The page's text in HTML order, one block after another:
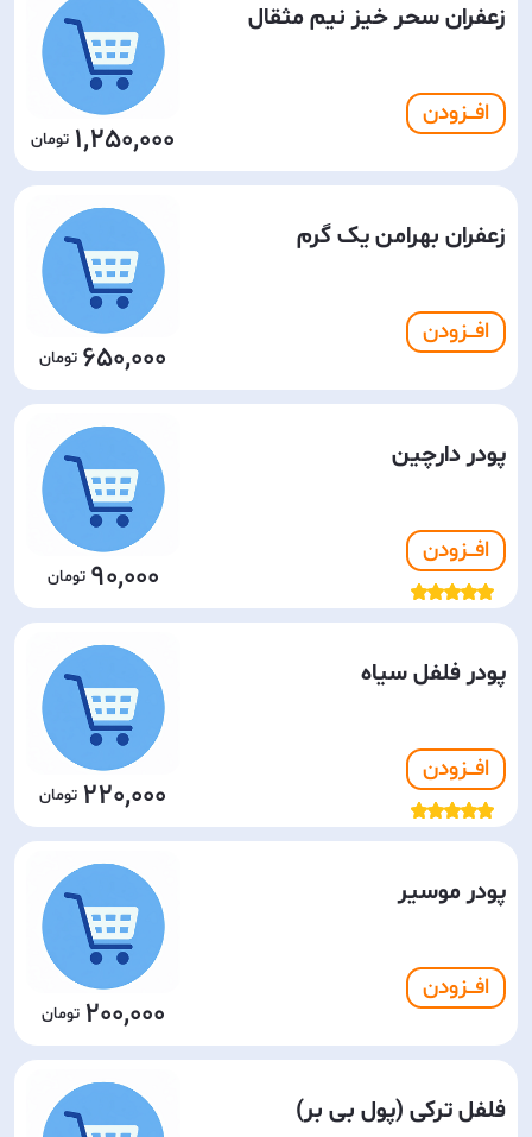
زعفران سحر خیز نیم مثقال
افـــزودن
1,250,000
زعفران بهرامن یک گرم
افـــزودن
650,000
پودر دارچین
افـــزودن
90,000
پودر فلفل سیاه
افـــزودن
220,000
پودر موسیر
افـــزودن
200,000
فلفل ترکی (پول بی بر)